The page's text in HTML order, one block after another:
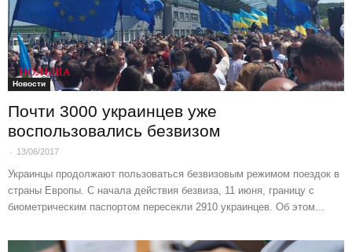
Новости
Почти 3000 украинцев уже
воспользовались безвизом
- 13/06/2017
Украинцы продолжают пользоваться безвизовым режимом поездок в
страны Европы. С начала действия безвиза, 11 июня, границу с
биометрическим паспортом пересекли 2910 украинцев. Об этом...